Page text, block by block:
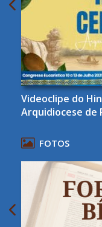
Videoclipe do
Arquidiocese de
FOTOS